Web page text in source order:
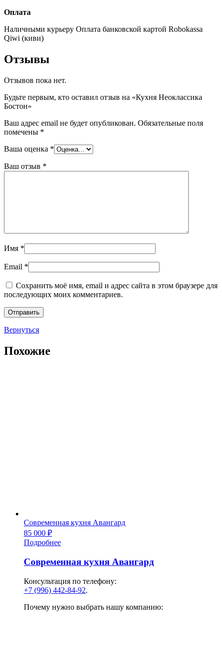
Оплата
Наличными курьеру Оплата банковской картой Robokassa
Qiwi (киви)
Отзывы
Отзывов пока нет.
Будьте первым, кто оставил отзыв на «Кухня Неоклассика
Бостон»
Ваш адрес email не будет опубликован. Обязательные поля
помечены *
Ваша оценка *
Ваш отзыв *
Имя *
Email *
Сохранить моё имя, email и адрес сайта в этом браузере для
последующих моих комментариев.
Вернуться
Похожие
Современная кухня Авангард
85 000 ₽
Подробнее
Современная кухня Авангард
Консультация по телефону:
+7 (996) 442-84-92.
Почему нужно выбрать нашу компанию: